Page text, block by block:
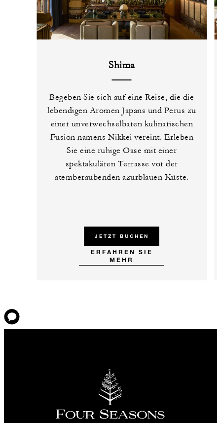
Shima
Begeben Sie sich auf eine Reise, die die
lebendigen Aromen Japans und Perus zu
einer unverwechselbaren kulinarischen
Fusion namens Nikkei vereint. Erleben
Sie eine ruhige Oase mit einer
spektakulären Terrasse vor der
atemberaubenden azurblauen Küste.
JETZT BUCHEN
ERFAHREN SIE
MEHR